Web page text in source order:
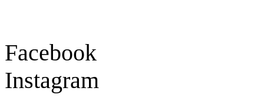
Facebook
Instagram